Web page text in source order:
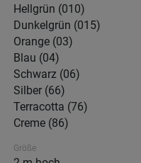
Hellgrün (010)
Dunkelgrün (015)
Orange (03)
Blau (04)
Schwarz (06)
Silber (66)
Terracotta (76)
Creme (86)
Größe